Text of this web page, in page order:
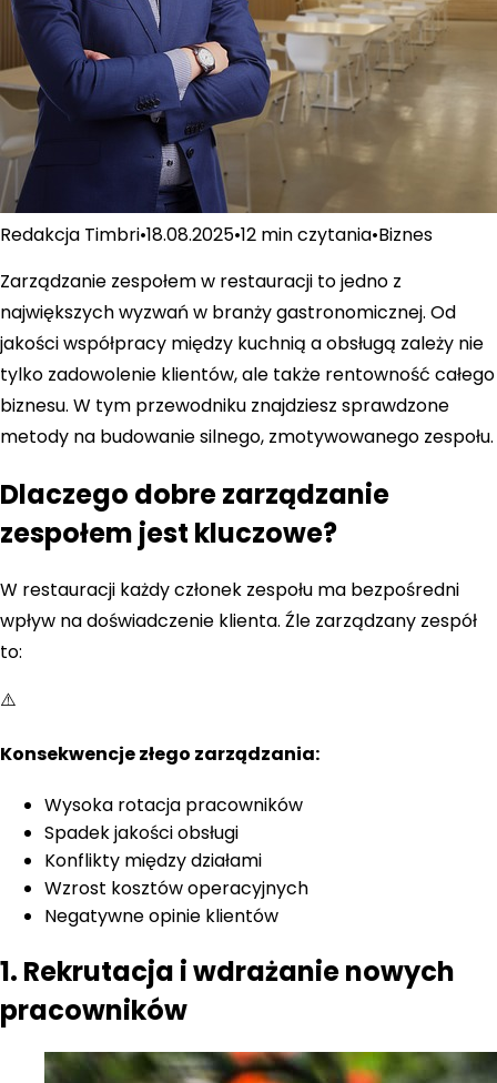
Redakcja Timbri•18.08.2025•12 minczytania•Biznes
Zarządzanie zespołem w restauracji to jedno z
największych wyzwań w branży gastronomicznej. Od
jakości współpracy między kuchnią a obsługą zależy nie
tylko zadowolenie klientów, ale także rentowność całego
biznesu. W tym przewodniku znajdziesz sprawdzone
metody na budowanie silnego, zmotywowanego zespołu.
Dlaczego dobre zarządzanie
zespołem jest kluczowe?
W restauracji każdy członek zespołu ma bezpośredni
wpływ na doświadczenie klienta. Źle zarządzany zespół
to:
⚠️
Konsekwencje złego zarządzania:
Wysoka rotacja pracowników
Spadek jakości obsługi
Konflikty między działami
Wzrost kosztów operacyjnych
Negatywne opinie klientów
1. Rekrutacja i wdrażanie nowych
pracowników